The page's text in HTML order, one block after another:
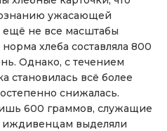
ужасающей
ещё не все масштабы
хлеба составляла 800
Однако, с течением
становилась всё более
снижалась.
600 граммов, служащие
выделяли